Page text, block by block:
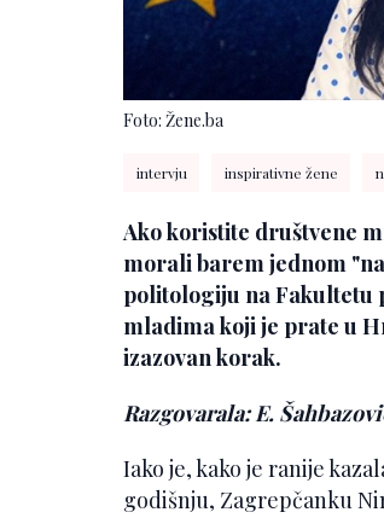
Foto: Žene.ba
intervju inspirativne žene
Ako koristite društvene
morali barem jednom
politologiju na Fakultetu
mladima koji je prate u
izazovan korak.
Razgovarala: E.
Iako je, kako je ranije
godišnju, Zagrepčanku